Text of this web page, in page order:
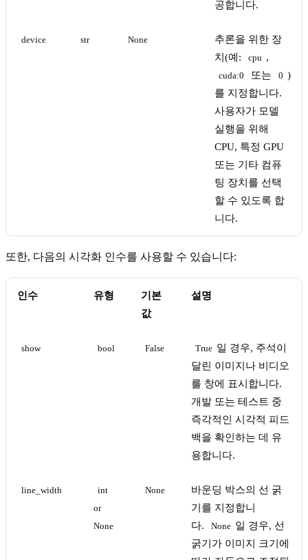
공합니다.
device str None
추론을 위한 장
치(예:
cpu ,
cuda:0 또는 0 )
를 지정합니다.
사용자가 모델
실행을 위해
CPU, 특정 GPU
또는 기타 컴퓨
팅 장치를 선택
할 수 있도록 합
니다.
또한, 다음의 시각화 인수를 사용할 수 있습니다:
인수 유형
기본
값
설명
show bool False True 일 경우, 주석이
달린 이미지나 비디오
를 창에 표시합니다.
개발 또는 테스트 중
즉각적인 시각적 피드
백을 확인하는 데 유
용합니다.
line_width
int
or
None
None
바운딩 박스의 선 굵
기를 지정합니
다.
None 일 경우, 선
굵기가 이미지 크기에